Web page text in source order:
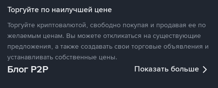
Торгуйте по наилучшей цене
Торгуйте криптовалютой, свободно покупая и продавая ее по
желаемым ценам. Вы можете откликаться на существующие
предложения, а также создавать свои торговые объявления и
устанавливать собственные цены.
Блог P2P Показать больше